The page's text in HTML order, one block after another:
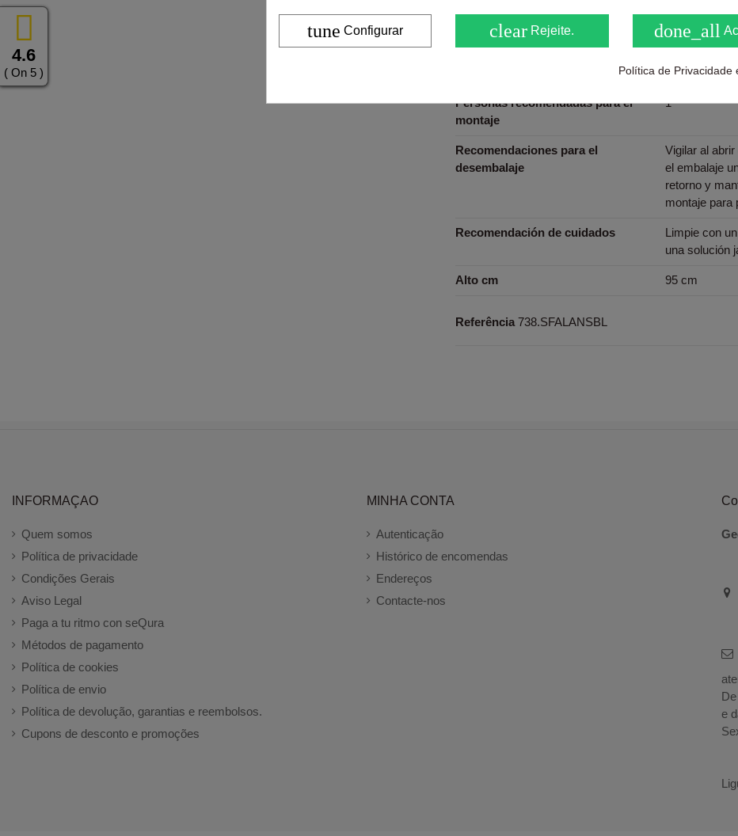
4.6
( On 5 )
Color blanco
Baja
Personas recomendadas para el
montaje
1
Recomendaciones para el
desembalaje
Vigilar al
el embalaje
retorno y
montaje para
Recomendación de cuidados
Limpie con
una solución
Alto cm 95 cm
Referência 738.SFALANSBL
INFORMAÇAO
Quem somos
Política de privacidade
Condições Gerais
Aviso Legal
Paga a tu ritmo con seQura
Métodos de pagamento
Política de cookies
Política de envio
Política de devolução, garantias e reembolsos.
Cupons de desconto e promoções
MINHA CONTA
Autenticação
Histórico de encomendas
Endereços
Contacte-nos
e
tune Configurar clear Rejeite. done_all
Política de Privacidade